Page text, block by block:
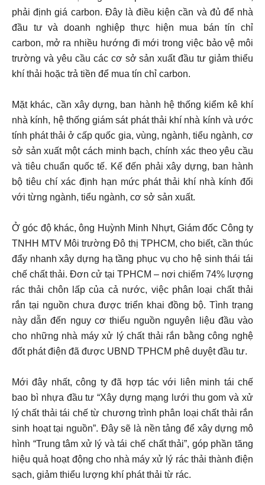
phải định giá carbon. Đây là điều kiện cần và đủ để nhà
đầu tư và doanh nghiệp thực hiện mua bán tín chỉ
carbon, mở ra nhiều hướng đi mới trong việc bảo vệ môi
trường và yêu cầu các cơ sở sản xuất đầu tư giảm thiểu
khí thải hoặc trả tiền để mua tín chỉ carbon.
Mặt khác, cần xây dựng, ban hành hệ thống kiểm kê khí
nhà kính, hệ thống giám sát phát thải khí nhà kính và ước
tính phát thải ở cấp quốc gia, vùng, ngành, tiểu ngành, cơ
sở sản xuất một cách minh bạch, chính xác theo yêu cầu
và tiêu chuẩn quốc tế. Kế đến phải xây dựng, ban hành
bộ tiêu chí xác định hạn mức phát thải khí nhà kính đối
với từng ngành, tiểu ngành, cơ sở sản xuất.
Ở góc độ khác, ông Huỳnh Minh Nhựt, Giám đốc Công ty
TNHH MTV Môi trường Đô thị TPHCM, cho biết, cần thúc
đẩy nhanh xây dựng hạ tầng phục vụ cho hệ sinh thái tái
chế chất thải. Đơn cử tại TPHCM – nơi chiếm 74% lượng
rác thải chôn lấp của cả nước, việc phân loại chất thải
rắn tại nguồn chưa được triển khai đồng bộ. Tình trạng
này dẫn đến nguy cơ thiếu nguồn nguyên liệu đầu vào
cho những nhà máy xử lý chất thải rắn bằng công nghệ
đốt phát điện đã được UBND TPHCM phê duyệt đầu tư.
Mới đây nhất, công ty đã hợp tác với liên minh tái chế
bao bì nhựa đầu tư “Xây dựng mạng lưới thu gom và xử
lý chất thải tái chế từ chương trình phân loại chất thải rắn
sinh hoạt tại nguồn”. Đây sẽ là nền tảng để xây dựng mô
hình “Trung tâm xử lý và tái chế chất thải”, góp phần tăng
hiệu quả hoạt động cho nhà máy xử lý rác thải thành điện
sạch, giảm thiểu lượng khí phát thải từ rác.